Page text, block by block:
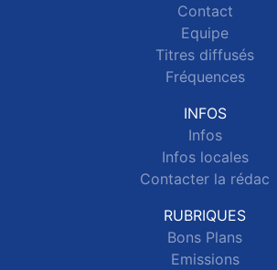
Contact
Equipe
Titres diffusés
Fréquences
INFOS
Infos
Infos locales
Contacter la rédac
RUBRIQUES
Bons Plans
Emissions